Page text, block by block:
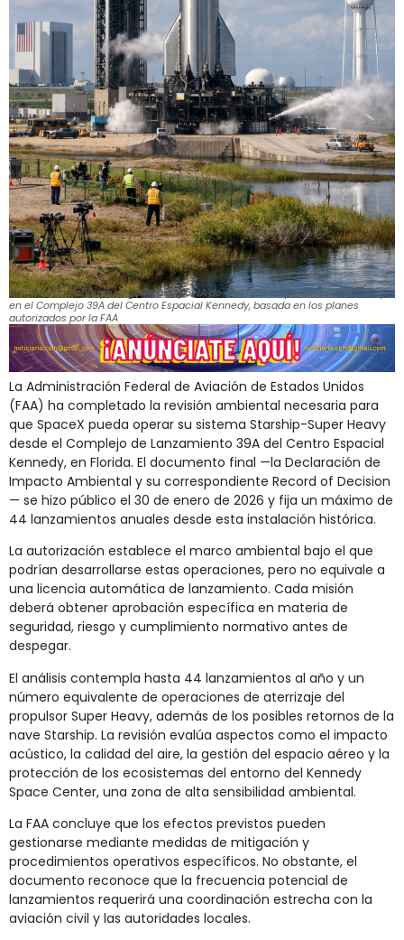
Recreación conceptual generada por IA de una futura operación de Starship
en el Complejo 39A del Centro Espacial Kennedy, basada en los planes
autorizados por la FAA
La Administración Federal de Aviación de Estados Unidos
(FAA) ha completado la revisión ambiental necesaria para
que SpaceX pueda operar su sistema Starship-Super Heavy
desde el Complejo de Lanzamiento 39A del Centro Espacial
Kennedy, en Florida. El documento final —la Declaración de
Impacto Ambiental y su correspondiente Record of Decision
— se hizo público el 30 de enero de 2026 y fija un máximo de
44 lanzamientos anuales desde esta instalación histórica.
La autorización establece el marco ambiental bajo el que
podrían desarrollarse estas operaciones, pero no equivale a
una licencia automática de lanzamiento. Cada misión
deberá obtener aprobación específica en materia de
seguridad, riesgo y cumplimiento normativo antes de
despegar.
El análisis contempla hasta 44 lanzamientos al año y un
número equivalente de operaciones de aterrizaje del
propulsor Super Heavy, además de los posibles retornos de la
nave Starship. La revisión evalúa aspectos como el impacto
acústico, la calidad del aire, la gestión del espacio aéreo y la
protección de los ecosistemas del entorno del Kennedy
Space Center, una zona de alta sensibilidad ambiental.
La FAA concluye que los efectos previstos pueden
gestionarse mediante medidas de mitigación y
procedimientos operativos específicos. No obstante, el
documento reconoce que la frecuencia potencial de
lanzamientos requerirá una coordinación estrecha con la
aviación civil y las autoridades locales.